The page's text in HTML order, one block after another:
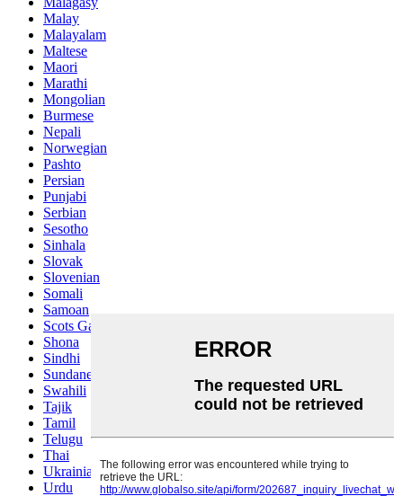
Malay
Malayalam
Maltese
Maori
Marathi
Mongolian
Burmese
Nepali
Norwegian
Pashto
Persian
Punjabi
Serbian
Sesotho
Sinhala
Slovak
Slovenian
Somali
Samoan
Scots Gaelic
Shona
Sindhi
Sundanese
Swahili
Tajik
Tamil
Telugu
Thai
Ukrainian
Urdu